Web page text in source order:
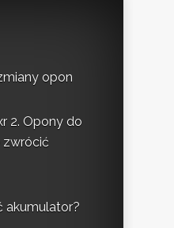
opon
2. Opony do
zwrócić
akumulator?